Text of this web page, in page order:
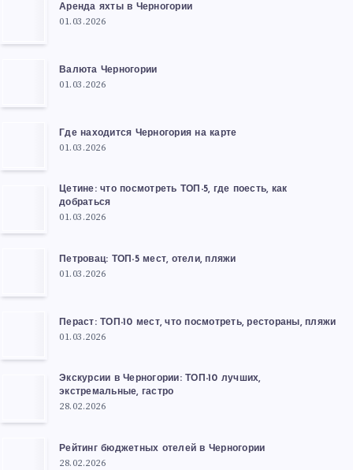
Аренда яхты в Черногории
01.03.2026
Валюта Черногории
01.03.2026
Где находится Черногория на карте
01.03.2026
Цетине: что посмотреть ТОП-5, где поесть, как
добраться
01.03.2026
Петровац: ТОП-5 мест, отели, пляжи
01.03.2026
Пераст: ТОП-10 мест, что посмотреть, рестораны, пляжи
01.03.2026
Экскурсии в Черногории: ТОП-10 лучших,
экстремальные, гастро
28.02.2026
Рейтинг бюджетных отелей в Черногории
28.02.2026